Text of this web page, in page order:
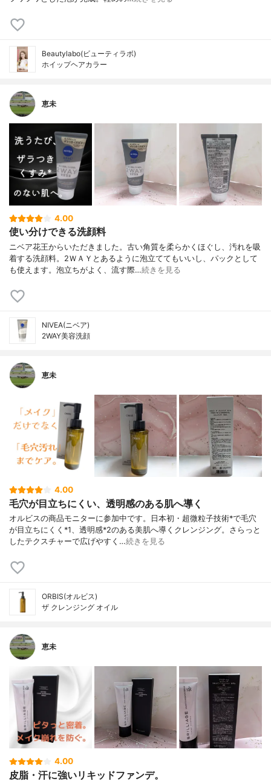
Beautylabo(ビューティラボ)
ホイップヘアカラー
恵未
4.00
使い分けできる洗顔料
ニベア花王からいただきました。古い角質を柔らかくほぐし、汚れを吸
着する洗顔料。2ＷＡＹとあるように泡立ててもいいし、パックとして
も使えます。泡立ちがよく、流す際…続きを見る
NIVEA(ニベア)
2WAY美容洗顔
恵未
4.00
毛穴が目立ちにくい、透明感のある肌へ導く
オルビスの商品モニターに参加中です。日本初・超微粒子技術*で毛穴
が目立ちにくく*1、透明感*2のある美肌へ導くクレンジング。さらっと
したテクスチャーで広げやすく…続きを見る
ORBIS(オルビス)
ザ クレンジング オイル
恵未
4.00
皮脂・汗に強いリキッドファンデ。